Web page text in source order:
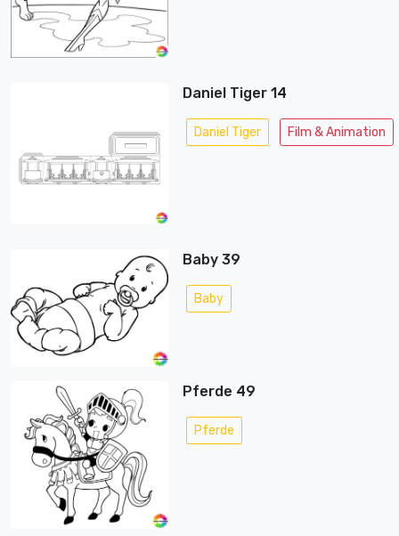
Daniel Tiger 14
Daniel Tiger Film & Animation
Baby 39
Baby
Pferde 49
Pferde